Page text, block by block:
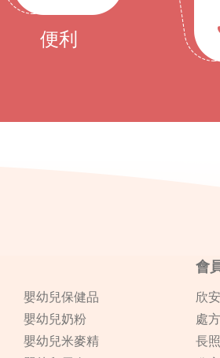
便利
嬰幼兒保健品
嬰幼兒奶粉
嬰幼兒米麥精
會
欣
處
長